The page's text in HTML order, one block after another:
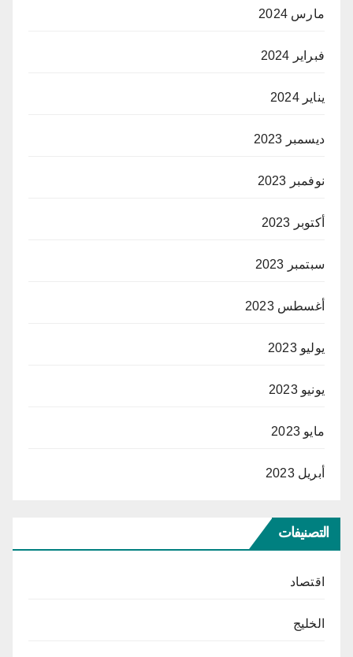
مارس 2024
فبراير 2024
يناير 2024
ديسمبر 2023
نوفمبر 2023
أكتوبر 2023
سبتمبر 2023
أغسطس 2023
يوليو 2023
يونيو 2023
مايو 2023
أبريل 2023
التصنيفات
اقتصاد
الخليج